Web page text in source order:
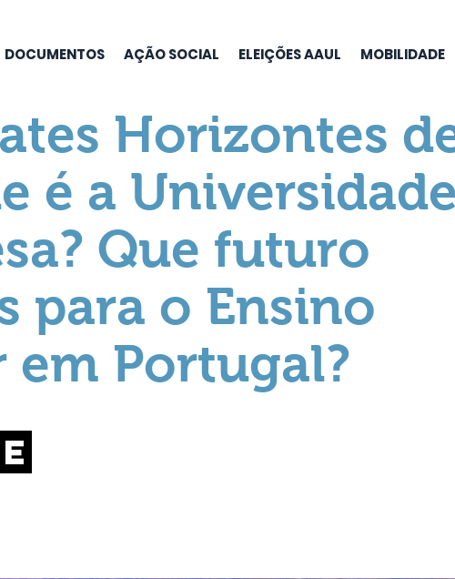
DOCUMENTOS AÇÃO SOCIAL ELEIÇÕES AAUL MOBILIDADE
Horizontes
é a Universidade
Que futuro
para o Ensino
em Portugal?